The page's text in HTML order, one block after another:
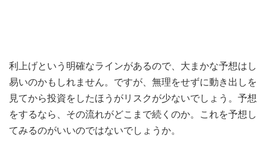
利上げという明確なラインがあるので、大まかな予想はし
易いのかもしれません。ですが、無理をせずに動き出しを
見てから投資をしたほうがリスクが少ないでしょう。予想
をするなら、その流れがどこまで続くのか。これを予想し
てみるのがいいのではないでしょうか。